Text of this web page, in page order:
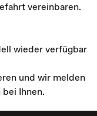
vereinbaren.
wieder verfügbar
und wir melden
Ihnen.